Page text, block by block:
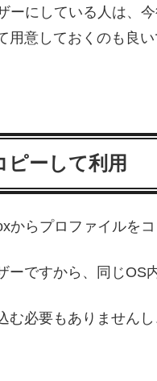
ーにしている人は、
意しておくのも良い
ーして利用
からプロファイルを
ーですから、同じOS
む必要もありません